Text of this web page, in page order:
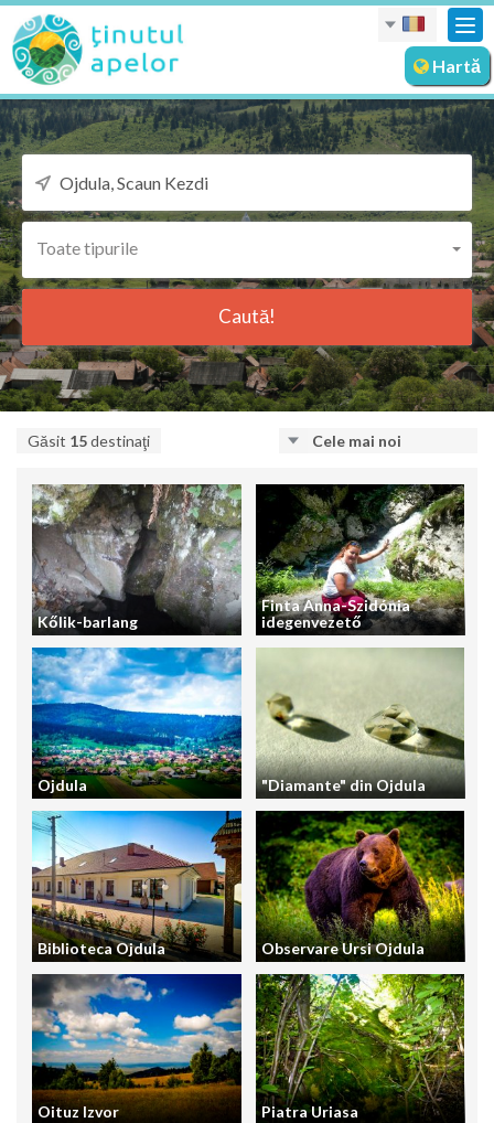
Hartă
Toate tipurile
Caută!
Găsit 15destinaţi Cele mai noi
Kőlik-barlang
Finta Anna-Szidónia
idegenvezető
Ojdula "Diamante" din Ojdula
Biblioteca Ojdula Observare Ursi Ojdula
Oituz Izvor Piatra Uriasa